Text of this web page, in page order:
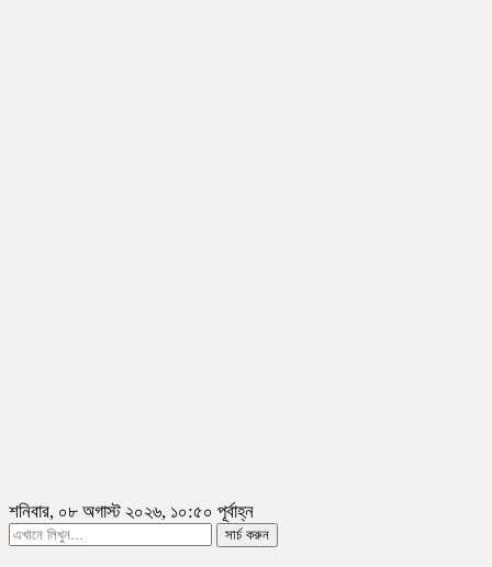
শনিবার, ০৮ অগাস্ট ২০২৬, ১০:৫০ পূর্বাহ্ন
সার্চ করুন